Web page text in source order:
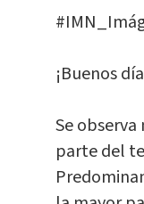
¡Buenos
Se
parte del